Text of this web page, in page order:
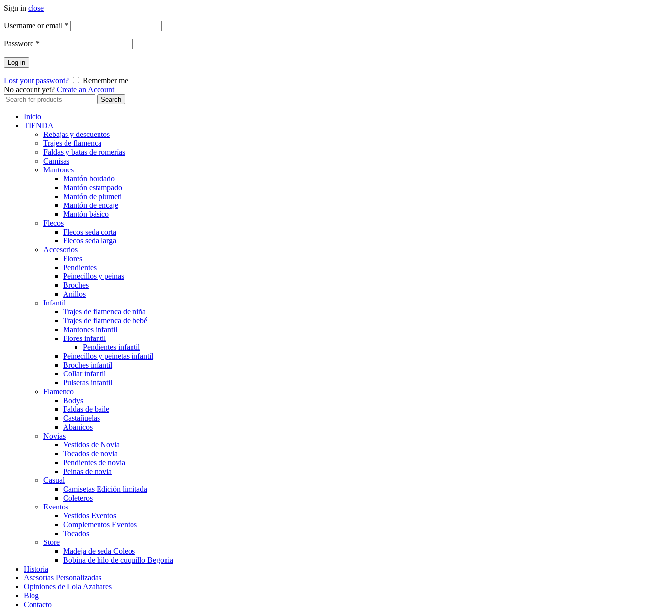
Sign in close
Username or email *
Password *
Log in
Lost your password?
Remember me
No account yet? Create an Account
Search
for:
Search
Inicio
TIENDA
Rebajas y descuentos
Trajes de flamenca
Faldas y batas de romerías
Camisas
Mantones
Mantón bordado
Mantón estampado
Mantón de plumeti
Mantón de encaje
Mantón básico
Flecos
Flecos seda corta
Flecos seda larga
Accesorios
Flores
Pendientes
Peinecillos y peinas
Broches
Anillos
Infantil
Trajes de flamenca de niña
Trajes de flamenca de bebé
Mantones infantil
Flores infantil
Pendientes infantil
Peinecillos y peinetas infantil
Broches infantil
Collar infantil
Pulseras infantil
Flamenco
Bodys
Faldas de baile
Castañuelas
Abanicos
Novias
Vestidos de Novia
Tocados de novia
Pendientes de novia
Peinas de novia
Casual
Camisetas Edición limitada
Coleteros
Eventos
Vestidos Eventos
Complementos Eventos
Tocados
Store
Madeja de seda Coleos
Bobina de hilo de cuquillo Begonia
Historia
Asesorías Personalizadas
Opiniones de Lola Azahares
Blog
Contacto